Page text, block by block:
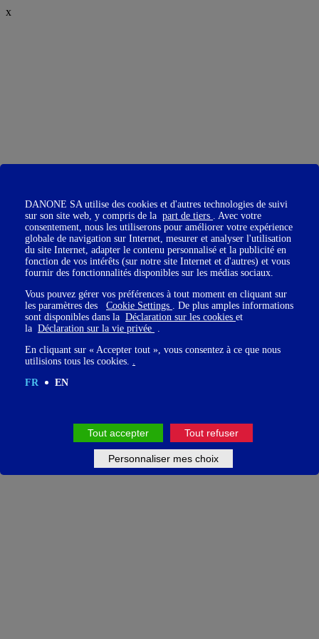
x
DANONE SA utilise des cookies et d'autres technologies de suivi
sur son site web, y compris de la part de tiers . Avec votre
consentement, nous les utiliserons pour améliorer votre expérience
globale de navigation sur Internet, mesurer et analyser l'utilisation
du site Internet, adapter le contenu personnalisé et la publicité en
fonction de vos intérêts (sur notre site Internet et d'autres) et vous
fournir des fonctionnalités disponibles sur les médias sociaux.
Vous pouvez gérer vos préférences à tout moment en cliquant sur
les paramètres des Cookie Settings . De plus amples informations
sont disponibles dans la Déclaration sur les cookies et
la Déclaration sur la vie privée .
En cliquant sur « Accepter tout », vous consentez à ce que nous
utilisions tous les cookies. .
FR
EN
Tout accepter Tout refuser
Personnaliser mes choix